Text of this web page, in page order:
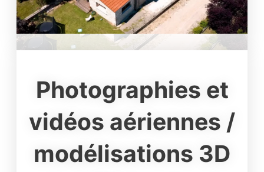
Photographies et
vidéos aériennes /
modélisations 3D